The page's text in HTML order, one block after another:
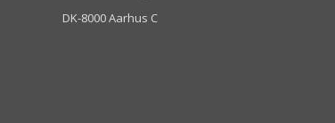
DK-8000 Aarhus C